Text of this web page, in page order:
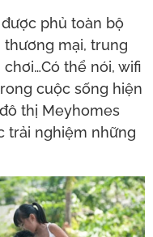
phủ toàn bộ
mại, trung
thể nói, wifi
cuộc sống hiện
thị Meyhomes
trải nghiệm những